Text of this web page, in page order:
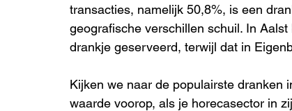
transacties, namelijk 50,8%, is een
geografische verschillen schuil. In
drankje geserveerd, terwijl dat in
Kijken we naar de populairste dranken
waarde voorop, als je horecasector in